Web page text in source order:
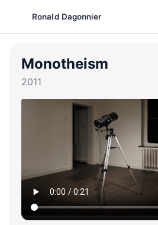
Ronald Dagonnier
Monotheism
2011